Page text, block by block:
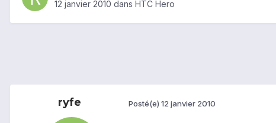
12 janvier 2010 dans HTC Hero
ryfe Posté(e) 12 janvier 2010